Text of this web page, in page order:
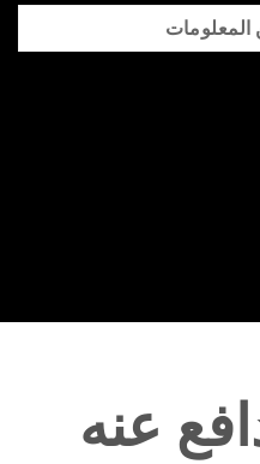
المعلومات
عنه